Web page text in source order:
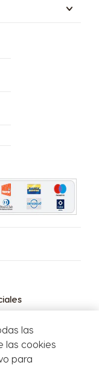
Federal
las
las cookies
para